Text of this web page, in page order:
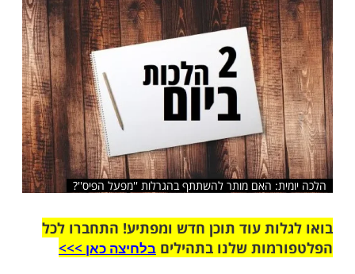
שלח לחבר